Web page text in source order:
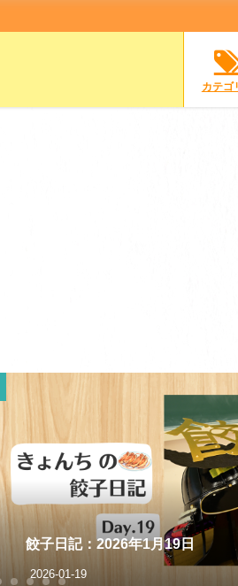
カテゴ
餃子日記：2026年1月19日
2026-01-19